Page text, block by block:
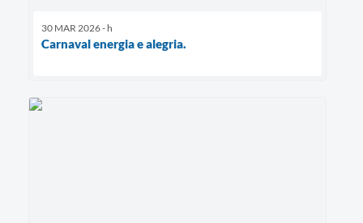
30 MAR 2026 - h
Carnaval energia e alegria.